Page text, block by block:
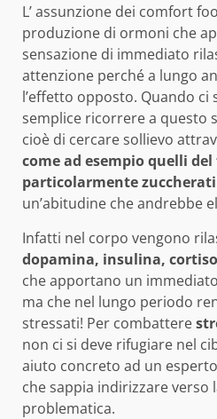
L’ assunzione dei comfort
produzione di ormoni che
sensazione di immediato
attenzione perché a lungo
l’effetto opposto. Quando ci
semplice ricorrere a questo
cioè di cercare sollievo
come ad esempio quelli
particolarmente
un’abitudine che andrebbe
Infatti nel corpo vengono
dopamina, insulina,
che apportano un
ma che nel lungo periodo
stressati! Per combattere
non ci si deve rifugiare nel
aiuto concreto ad un
che sappia indirizzare verso
problematica.